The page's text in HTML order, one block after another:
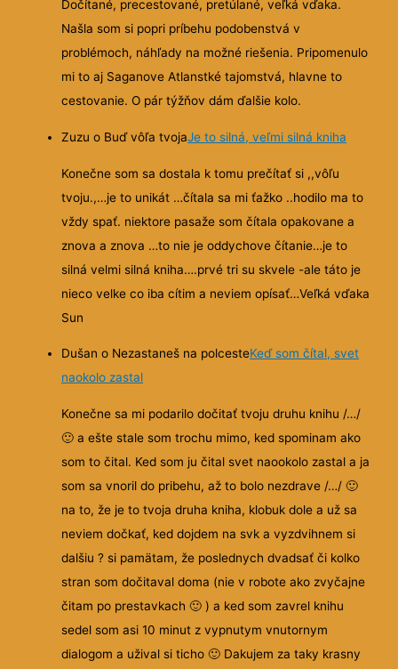
Dočítané, precestované, pretúlané, veľká vďaka.
Našla som si popri príbehu podobenstvá v
problémoch, náhľady na možné riešenia. Pripomenulo
mi to aj Saganove Atlanstké tajomstvá, hlavne to
cestovanie. O pár týžňov dám ďalšie kolo.
Zuzu o Buď vôľa tvojaJe to silná, veľmi silná kniha
Konečne som sa dostala k tomu prečítať si ,,vôľu
tvoju.,…je to unikát …čítala sa mi ťažko ..hodilo ma to
vždy spať. niektore pasaže som čítala opakovane a
znova a znova …to nie je oddychove čítanie…je to
silná velmi silná kniha….prvé tri su skvele -ale táto je
nieco velke co iba cítim a neviem opísať…Veľká vďaka
Sun
Dušan o Nezastaneš na polcesteKeď som čítal, svet
naokolo zastal
Konečne sa mi podarilo dočitať tvoju druhu knihu /…/
🙂 a ešte stale som trochu mimo, ked spominam ako
som to čital. Ked som ju čital svet naookolo zastal a ja
som sa vnoril do pribehu, až to bolo nezdrave /…/🙂
na to, že je to tvoja druha kniha, klobuk dole a už sa
neviem dočkať, ked dojdem na svk a vyzdvihnem si
dalšiu ? si pamätam, že poslednych dvadsať či kolko
stran som dočitaval doma (nie v robote ako zvyčajne
čitam po prestavkach🙂 ) a ked som zavrel knihu
sedel som asi 10 minut z vypnutym vnutornym
dialogom a užival si ticho🙂 Dakujem za taky krasny